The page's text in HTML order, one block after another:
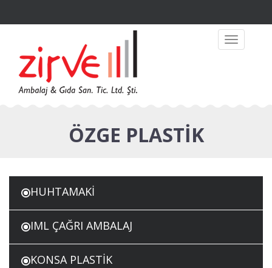
Toggle
navigation
ÖZGE PLASTİK
HUHTAMAKİ
IML ÇAĞRI AMBALAJ
KONSA PLASTİK